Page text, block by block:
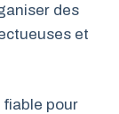
des
et
fiable pour